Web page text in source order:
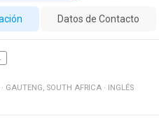
Datos de Contacto
· GAUTENG, SOUTH AFRICA · INGLÉS